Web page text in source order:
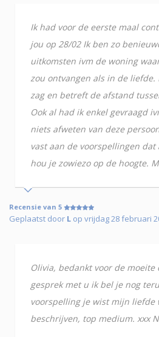
Ik had voor de eerste maal
jou op 28/02 Ik ben zo
uitkomsten ivm de woning
zou ontvangen als in de liefde.
zag en betreft de afstand
Ook al had ik enkel gevraagd
niets afweten van deze
vast aan de voorspellingen dat
hou je zowiezo op de hoogte.
Recensie van 5
Geplaatst door L op vrijdag 28 februari
Olivia, bedankt voor de
gesprek met u ik bel je nog
voorspelling je wist mijn liefde
beschrijven, top medium. xxx